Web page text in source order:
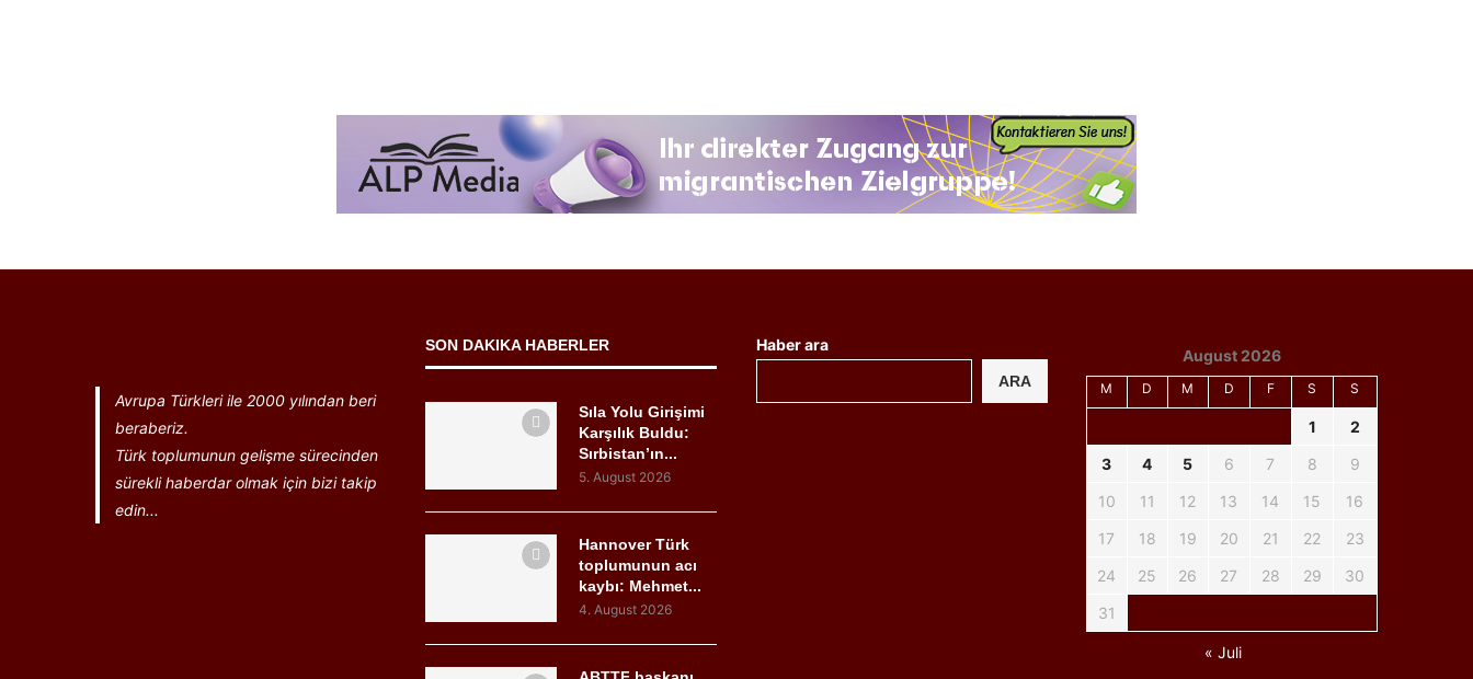
Avrupa Türkleri ile 2000 yılından beri
beraberiz.
Türk toplumunun gelişme sürecinden
sürekli haberdar olmak için bizi takip
edin...
SON DAKIKA HABERLER
Sıla Yolu Girişimi
Karşılık Buldu:
Sırbistan’ın...
5. August 2026
Hannover Türk
toplumunun acı
kaybı: Mehmet...
4. August 2026
Haber ara
ARA
August 2026
M D M D F S S
1
2
3
4 5 6 7 8
9
10
11 12 13 14 15
16
17
18 19 20 21 22
23
24
25 26 27 28 29
30
31
« Juli